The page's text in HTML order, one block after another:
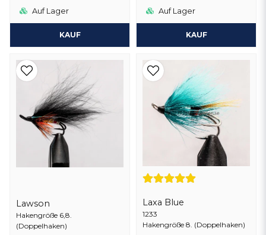
Auf Lager
KAUF
Auf Lager
KAUF
Lawson
Hakengröße 6,8.
(Doppelhaken)
Laxa Blue
1233
Hakengröße 8. (Doppelhaken)